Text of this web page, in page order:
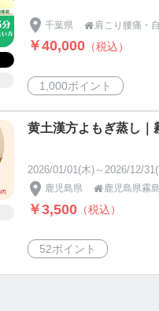
千葉県 
￥40,000 （税込）
1,000ポイント
黄土漢方よもぎ蒸し｜
2026/01/01(木)～2026/12/
鹿児島県 鹿児島県霧
￥3,500 （税込）
52ポイント